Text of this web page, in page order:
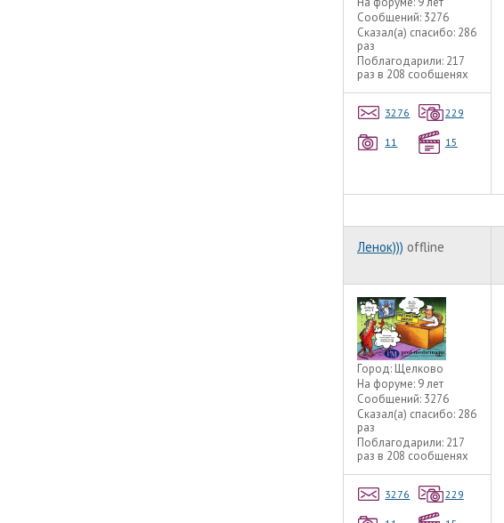
Сообщений: 3276
Сказал(а) спасибо: 286
раз
Поблагодарили: 217
раз в 208 сообщенях
3276 229
11 15
Ленок))) offline
Город: Щелково
На форуме: 9 лет
Сообщений: 3276
Сказал(а) спасибо: 286
раз
Поблагодарили: 217
раз в 208 сообщенях
3276 229